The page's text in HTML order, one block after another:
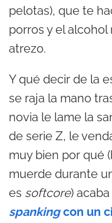
pelotas), que te
porros y el
atrezo.
Y qué decir de la
se raja la mano
novia le lame la
de serie Z, le
muy bien por qué
muerde durante
es softcore)
spankingcon un